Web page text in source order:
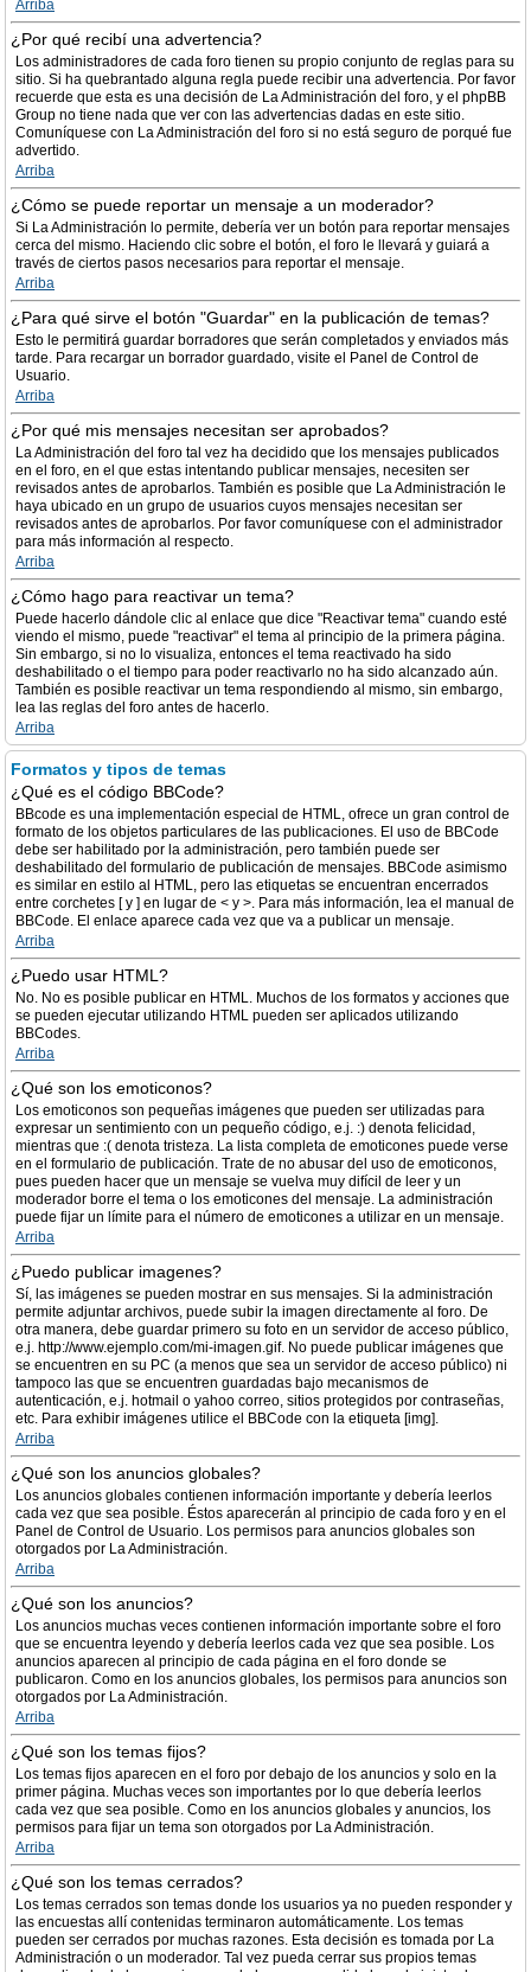
Arriba
¿Por qué recibí una advertencia?
Los administradores de cada foro tienen su propio conjunto de reglas para su
sitio. Si ha quebrantado alguna regla puede recibir una advertencia. Por favor
recuerde que esta es una decisión de La Administración del foro, y el phpBB
Group no tiene nada que ver con las advertencias dadas en este sitio.
Comuníquese con La Administración del foro si no está seguro de porqué fue
advertido.
Arriba
¿Cómo se puede reportar un mensaje a un moderador?
Si La Administración lo permite, debería ver un botón para reportar mensajes
cerca del mismo. Haciendo clic sobre el botón, el foro le llevará y guiará a
través de ciertos pasos necesarios para reportar el mensaje.
Arriba
¿Para qué sirve el botón "Guardar" en la publicación de temas?
Esto le permitirá guardar borradores que serán completados y enviados más
tarde. Para recargar un borrador guardado, visite el Panel de Control de
Usuario.
Arriba
¿Por qué mis mensajes necesitan ser aprobados?
La Administración del foro tal vez ha decidido que los mensajes publicados
en el foro, en el que estas intentando publicar mensajes, necesiten ser
revisados antes de aprobarlos. También es posible que La Administración le
haya ubicado en un grupo de usuarios cuyos mensajes necesitan ser
revisados antes de aprobarlos. Por favor comuníquese con el administrador
para más información al respecto.
Arriba
¿Cómo hago para reactivar un tema?
Puede hacerlo dándole clic al enlace que dice "Reactivar tema" cuando esté
viendo el mismo, puede "reactivar" el tema al principio de la primera página.
Sin embargo, si no lo visualiza, entonces el tema reactivado ha sido
deshabilitado o el tiempo para poder reactivarlo no ha sido alcanzado aún.
También es posible reactivar un tema respondiendo al mismo, sin embargo,
lea las reglas del foro antes de hacerlo.
Arriba
Formatos y tipos de temas
¿Qué es el código BBCode?
BBcode es una implementación especial de HTML, ofrece un gran control de
formato de los objetos particulares de las publicaciones. El uso de BBCode
debe ser habilitado por la administración, pero también puede ser
deshabilitado del formulario de publicación de mensajes. BBCode asimismo
es similar en estilo al HTML, pero las etiquetas se encuentran encerrados
entre corchetes [ y ] en lugar de < y >. Para más información, lea el manual de
BBCode. El enlace aparece cada vez que va a publicar un mensaje.
Arriba
¿Puedo usar HTML?
No. No es posible publicar en HTML. Muchos de los formatos y acciones que
se pueden ejecutar utilizando HTML pueden ser aplicados utilizando
BBCodes.
Arriba
¿Qué son los emoticonos?
Los emoticonos son pequeñas imágenes que pueden ser utilizadas para
expresar un sentimiento con un pequeño código, e.j. :) denota felicidad,
mientras que :( denota tristeza. La lista completa de emoticones puede verse
en el formulario de publicación. Trate de no abusar del uso de emoticonos,
pues pueden hacer que un mensaje se vuelva muy difícil de leer y un
moderador borre el tema o los emoticones del mensaje. La administración
puede fijar un límite para el número de emoticones a utilizar en un mensaje.
Arriba
¿Puedo publicar imagenes?
Sí, las imágenes se pueden mostrar en sus mensajes. Si la administración
permite adjuntar archivos, puede subir la imagen directamente al foro. De
otra manera, debe guardar primero su foto en un servidor de acceso público,
e.j. http://www.ejemplo.com/mi-imagen.gif. No puede publicar imágenes que
se encuentren en su PC (a menos que sea un servidor de acceso público) ni
tampoco las que se encuentren guardadas bajo mecanismos de
autenticación, e.j. hotmail o yahoo correo, sitios protegidos por contraseñas,
etc. Para exhibir imágenes utilice el BBCode con la etiqueta [img].
Arriba
¿Qué son los anuncios globales?
Los anuncios globales contienen información importante y debería leerlos
cada vez que sea posible. Éstos aparecerán al principio de cada foro y en el
Panel de Control de Usuario. Los permisos para anuncios globales son
otorgados por La Administración.
Arriba
¿Qué son los anuncios?
Los anuncios muchas veces contienen información importante sobre el foro
que se encuentra leyendo y debería leerlos cada vez que sea posible. Los
anuncios aparecen al principio de cada página en el foro donde se
publicaron. Como en los anuncios globales, los permisos para anuncios son
otorgados por La Administración.
Arriba
¿Qué son los temas fijos?
Los temas fijos aparecen en el foro por debajo de los anuncios y solo en la
primer página. Muchas veces son importantes por lo que debería leerlos
cada vez que sea posible. Como en los anuncios globales y anuncios, los
permisos para fijar un tema son otorgados por La Administración.
Arriba
¿Qué son los temas cerrados?
Los temas cerrados son temas donde los usuarios ya no pueden responder y
las encuestas allí contenidas terminaron automáticamente. Los temas
pueden ser cerrados por muchas razones. Esta decisión es tomada por La
Administración o un moderador. Tal vez pueda cerrar sus propios temas